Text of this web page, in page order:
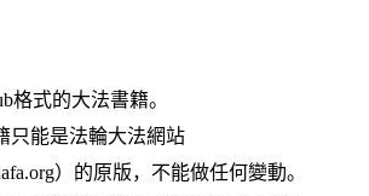
格式的大法書籍。
只能是法輪大法網站
）的原版，不能做任何變動。